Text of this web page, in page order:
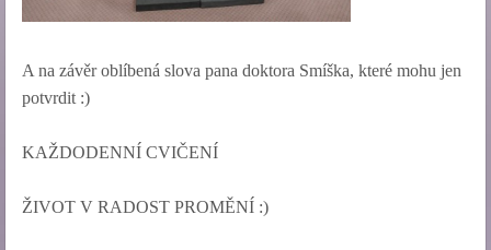
A na závěr oblíbená slova pana doktora Smíška, které mohu jen
potvrdit :)
KAŽDODENNÍ CVIČENÍ
ŽIVOT V RADOST PROMĚNÍ :)